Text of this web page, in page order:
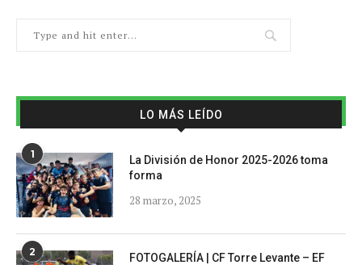
LO MÁS LEÍDO
1
La División de Honor 2025-2026 toma
forma
28 marzo, 2025
2
FOTOGALERÍA | CF Torre Levante – EF